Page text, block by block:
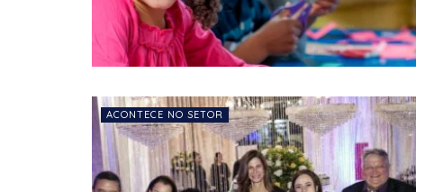
ACONTECE NO SETOR